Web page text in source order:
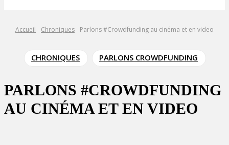
Accueil Chroniques Parlons #Crowdfunding au cinéma et en video
CHRONIQUES PARLONS CROWDFUNDING
PARLONS #CROWDFUNDING
AU CINÉMA ET EN VIDEO